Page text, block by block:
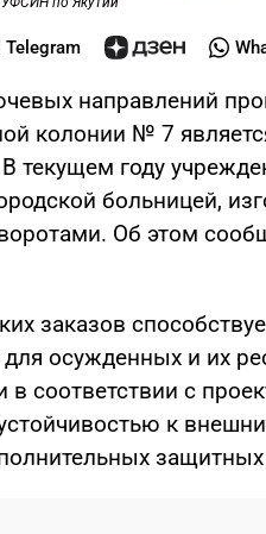
Telegram
направлений
колонии № 7
текущем году
больницей,
Об этом
заказов
для осужденных и их
в соответствии с
к